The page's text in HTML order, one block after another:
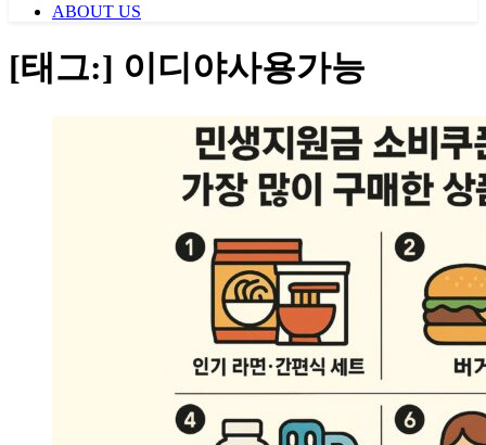
ABOUT US
[태그:] 이디야사용가능